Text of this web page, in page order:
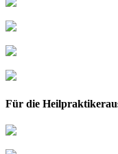
Für die